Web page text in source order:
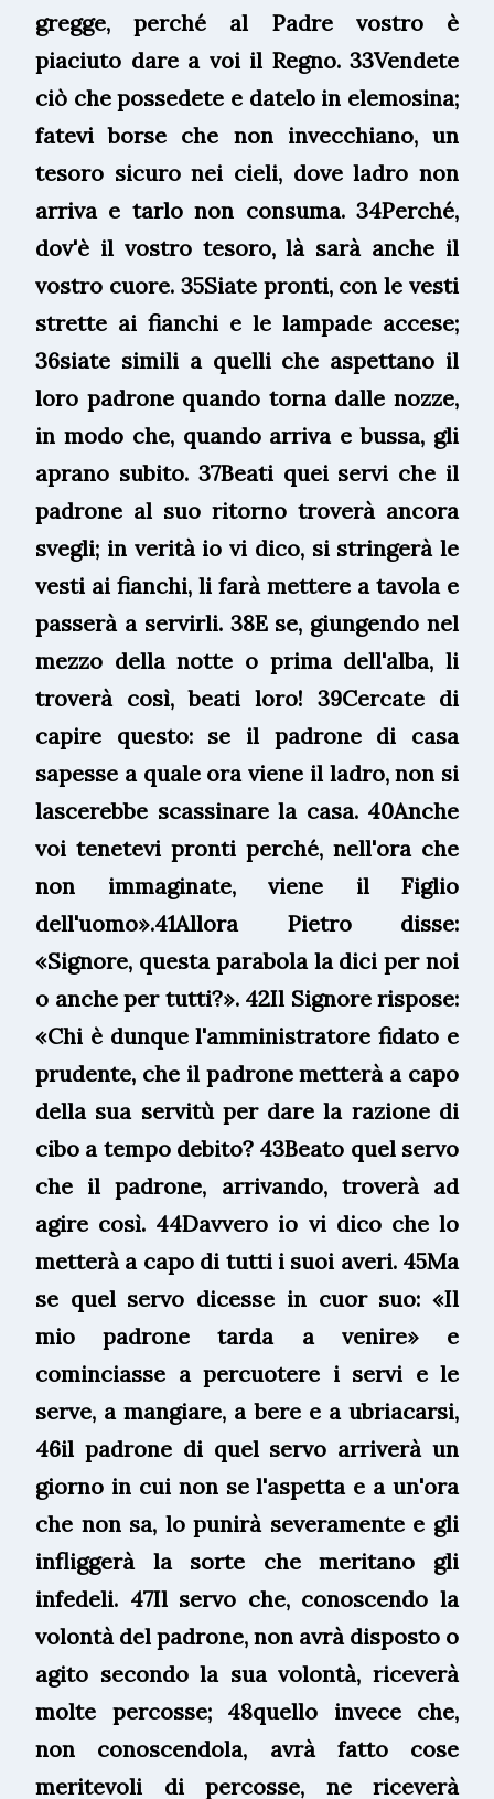
gregge, perché al Padre vostro è
piaciuto dare a voi il Regno. 33Vendete
ciò che possedete e datelo in elemosina;
fatevi borse che non invecchiano, un
tesoro sicuro nei cieli, dove ladro non
arriva e tarlo non consuma. 34Perché,
dov'è il vostro tesoro, là sarà anche il
vostro cuore. 35Siate pronti, con le vesti
strette ai fianchi e le lampade accese;
36siate simili a quelli che aspettano il
loro padrone quando torna dalle nozze,
in modo che, quando arriva e bussa, gli
aprano subito. 37Beati quei servi che il
padrone al suo ritorno troverà ancora
svegli; in verità io vi dico, si stringerà le
vesti ai fianchi, li farà mettere a tavola e
passerà a servirli. 38E se, giungendo nel
mezzo della notte o prima dell'alba, li
troverà così, beati loro! 39Cercate di
capire questo: se il padrone di casa
sapesse a quale ora viene il ladro, non si
lascerebbe scassinare la casa. 40Anche
voi tenetevi pronti perché, nell'ora che
non immaginate, viene il Figlio
dell'uomo».41Allora Pietro disse:
«Signore, questa parabola la dici per noi
o anche per tutti?». 42Il Signore rispose:
«Chi è dunque l'amministratore fidato e
prudente, che il padrone metterà a capo
della sua servitù per dare la razione di
cibo a tempo debito? 43Beato quel servo
che il padrone, arrivando, troverà ad
agire così. 44Davvero io vi dico che lo
metterà a capo di tutti i suoi averi. 45Ma
se quel servo dicesse in cuor suo: «Il
mio padrone tarda a venire» e
cominciasse a percuotere i servi e le
serve, a mangiare, a bere e a ubriacarsi,
46il padrone di quel servo arriverà un
giorno in cui non se l'aspetta e a un'ora
che non sa, lo punirà severamente e gli
infliggerà la sorte che meritano gli
infedeli. 47Il servo che, conoscendo la
volontà del padrone, non avrà disposto o
agito secondo la sua volontà, riceverà
molte percosse; 48quello invece che,
non conoscendola, avrà fatto cose
meritevoli di percosse, ne riceverà